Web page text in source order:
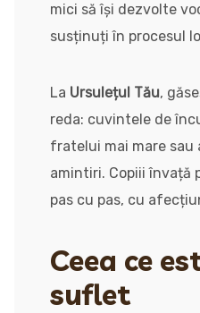
mici să își dezvolte
susținuți în procesul
La Ursulețul Tău,
reda: cuvintele de
fratelui mai mare sau
amintiri. Copiii învață
pas cu pas, cu
Ceea ce
suflet